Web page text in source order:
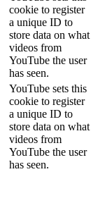
cookie to register
a unique ID to
store data on what
videos from
YouTube the user
has seen.
YouTube sets this
cookie to register
a unique ID to
store data on what
videos from
YouTube the user
has seen.